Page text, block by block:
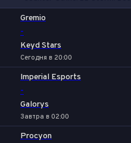
Gremio
-
Keyd Stars
Сегодня в 20:00
Imperial Esports
-
Galorys
Завтра в 02:00
Procyon